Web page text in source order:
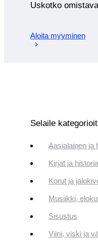
Uskotko
Aloita myyminen
Selaile
Aasialainen ja
Kirjat ja
Korut ja
Musiikki,
Sisustus
Viini, viski ja